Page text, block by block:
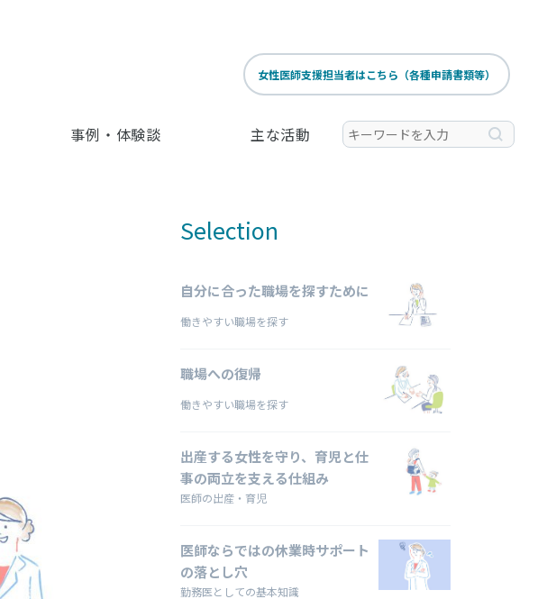
女性医師支援担当者はこちら（各種申請書類等）
事例・体験談 主な活動
Selection
自分に合った職場を探すために
働きやすい職場を探す
職場への復帰
働きやすい職場を探す
出産する女性を守り、育児と仕
事の両立を支える仕組み
医師の出産・育児
医師ならではの休業時サポート
の落とし穴
勤務医としての基本知識